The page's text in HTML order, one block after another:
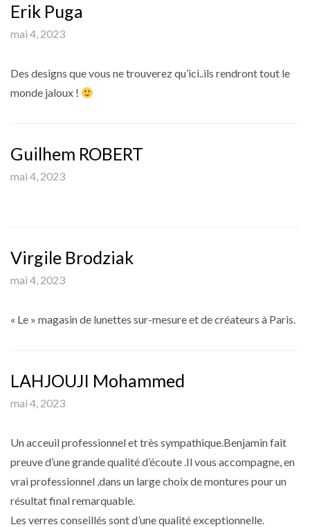
Erik Puga
mai 4, 2023
Des designs que vous ne trouverez qu’ici..ils rendront tout le
monde jaloux !
Guilhem ROBERT
mai 4, 2023
Virgile Brodziak
mai 4, 2023
« Le » magasin de lunettes sur-mesure et de créateurs à Paris.
LAHJOUJI Mohammed
mai 4, 2023
Un acceuil professionnel et très sympathique.Benjamin fait
preuve d’une grande qualité d’écoute .Il vous accompagne, en
vrai professionnel ,dans un large choix de montures pour un
résultat final remarquable.
Les verres conseillés sont d’une qualité exceptionnelle.